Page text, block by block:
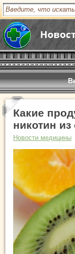
Какие
никотин из
Новости медицины